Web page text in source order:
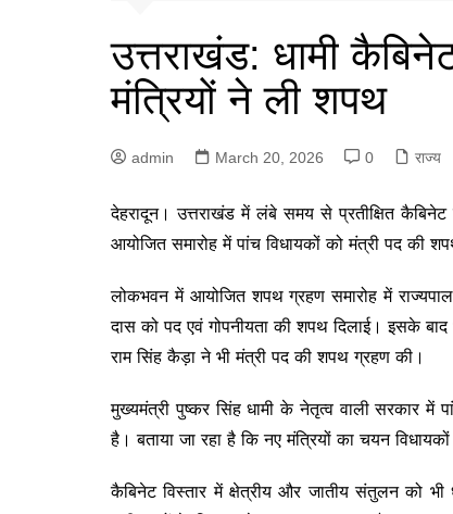
उत्तराखंड: धामी
मंत्रियों ने ली शपथ
admin March 20, 2026 0 राज्य
देहरादून।उत्तराखंड में लंबे समय से प्रतीक्षित
आयोजित समारोह में पांच विधायकों को मंत्री पद की
लोकभवन में आयोजित शपथ ग्रहण समारोह में
दास को पद एवं गोपनीयता की शपथ दिलाई। इसके
राम सिंह कैड़ा ने भी मंत्री पद की शपथ ग्रहण की।
मुख्यमंत्रीपुष्कर सिंह धामी के नेतृत्व वाली सरकार में
है। बताया जा रहा है कि नए मंत्रियों का चयन
कैबिनेट विस्तार में क्षेत्रीय और जातीय संतुलन को भी